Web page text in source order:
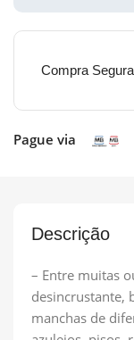
Compra
Pague via
Descrição
– Entre muitas
desincrustante,
manchas de